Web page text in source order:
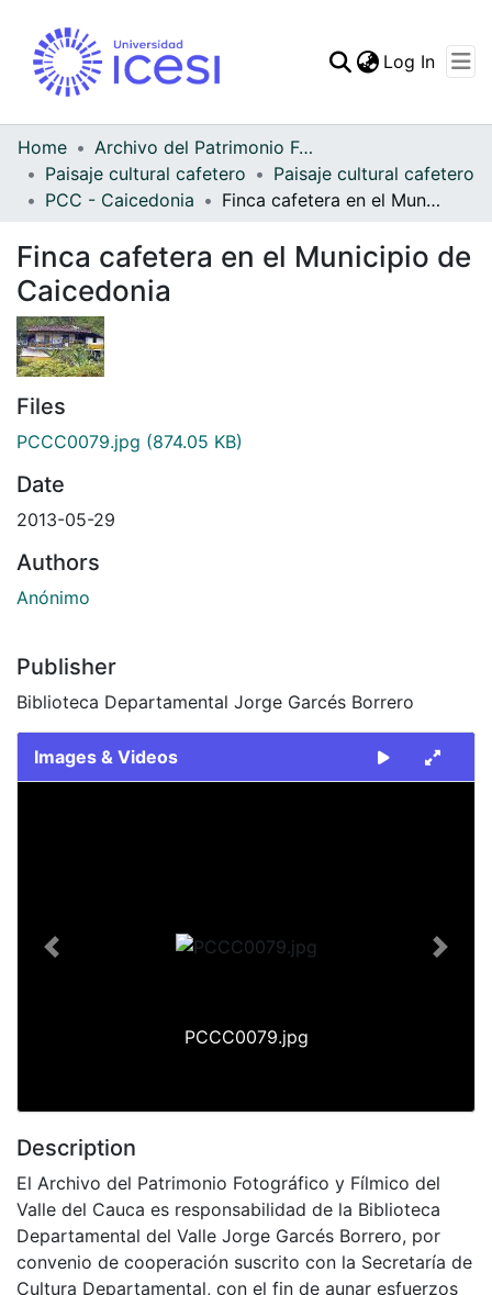
Statistics
Log In
Home
Archivo del Patrimonio Fotográfico y Fílmico del Valle del Cauca
Paisaje cultural cafetero
Paisaje cultural cafetero
PCC - Caicedonia
Finca cafetera en el Municipio de Caicedonia
Finca cafetera en el Municipio de
Caicedonia
Files
PCCC0079.jpg (874.05 KB)
Date
2013-05-29
Authors
Anónimo
Publisher
Biblioteca Departamental Jorge Garcés Borrero
Images & Videos
PCCC0079.jpg
Previous Next
Description
El Archivo del Patrimonio Fotográfico y Fílmico del
Valle del Cauca es responsabilidad de la Biblioteca
Departamental del Valle Jorge Garcés Borrero, por
convenio de cooperación suscrito con la Secretaría de
Cultura Departamental, con el fin de aunar esfuerzos